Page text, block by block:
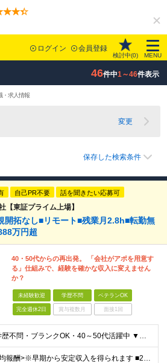
ログイン 会員登録
検討中(0) MENU
46件中1～46件表示
・求人情報
変更
保存した検索条件
自己PR不要 話を聞きたい応募可
東証プライム上場】
開拓なし■リモート■残業月2.8h■転勤無
万円超
40・50代からの再出発。 「会社がアポを用意す
る」仕組みで、経験を確かな収入に変えません
か？
未経験歓迎 学歴不問 ベテランOK
完全週休2日 賞与複数月 面接1回
★学歴不問・ブランクOK・40～50代活躍中 ▼以下いずれかのご経験をお持ちの方 ■金融業界（保険会社や銀行、証券会社、信用金庫など）での就業経験 ■何かしらの営業経験をお持ちの方 ※ブランクのある方
<平均報酬>※早期から安定収入を得られます ■2年目～：888万円 ■3年目～：960万円 ■4年目～：1028万円 ★成果連動型報酬（営業成績に応じて支給/45時間分固定残業代含む/超過分は別途支